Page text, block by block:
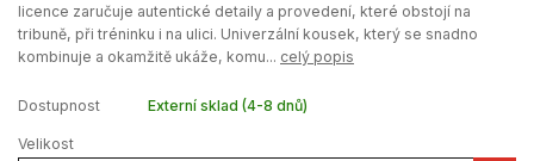
licence zaručuje autentické detaily a provedení, které obstojí na
tribuně, při tréninku i na ulici. Univerzální kousek, který se snadno
kombinuje a okamžitě ukáže, komu... celý popis
Dostupnost Externí sklad (4-8 dnů)
Velikost